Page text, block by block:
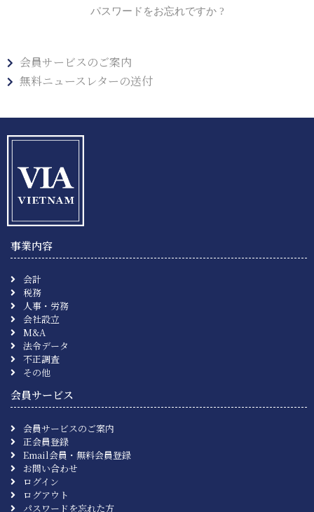
パスワードをお忘れですか ?
会員サービスのご案内
無料ニュースレターの送付
事業内容
会計
税務
人事・労務
会社設立
M&A
法令データ
不正調査
その他
会員サービス
会員サービスのご案内
正会員登録
Email会員・無料会員登録
お問い合わせ
ログイン
ログアウト
パスワードを忘れた方